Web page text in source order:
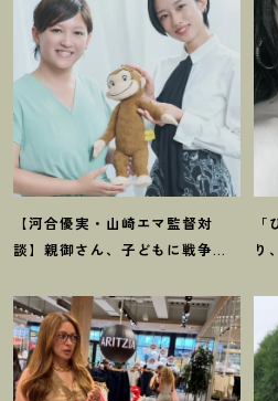
【河合優実・山崎エマ監督対
談】親御さん、子どもに戦争や
るチャンスです！映画『モン
キービジネス』
り
現